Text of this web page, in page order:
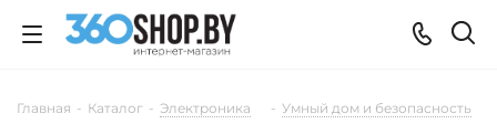
Главная - Каталог - Электроника - Умный дом и безопасность